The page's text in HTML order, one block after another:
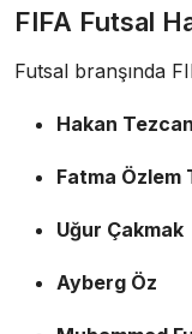
FIFA Futsal
Futsal branşında
Hakan Tezcan
Fatma Özlem
Uğur Çakmak
Ayberg Öz